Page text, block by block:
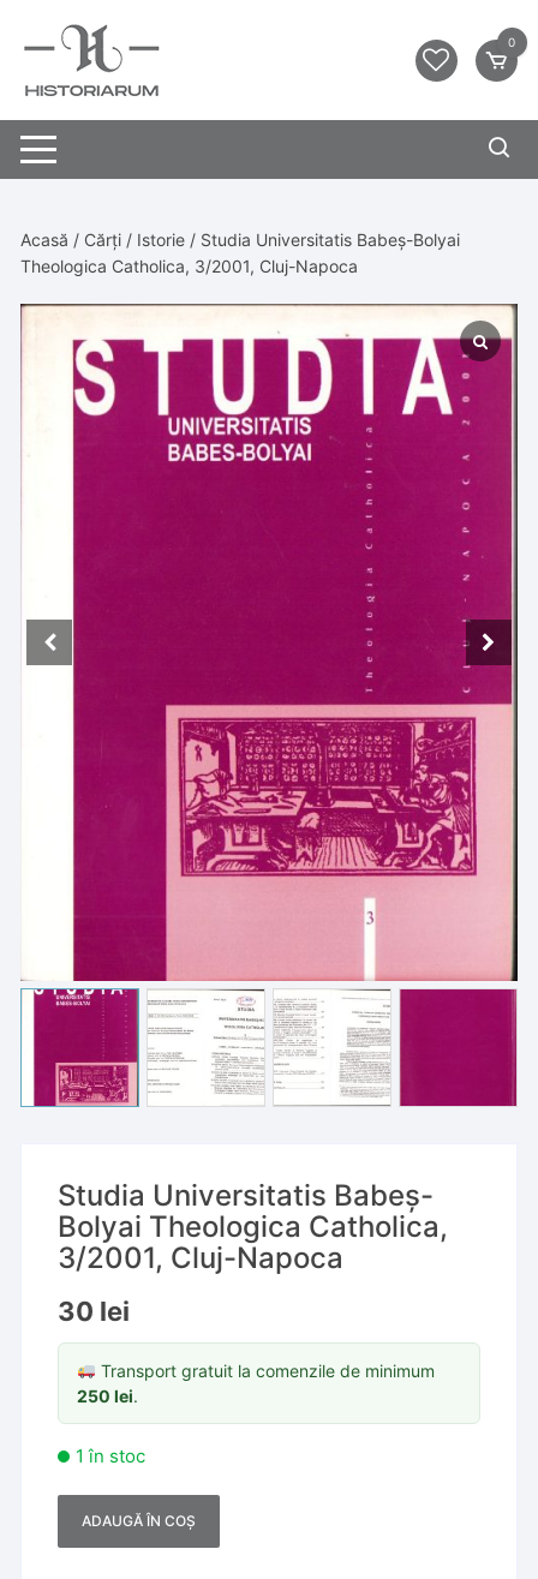
0
Acasă / Cărți / Istorie / Studia Universitatis Babeș-Bolyai
Theologica Catholica, 3/2001, Cluj-Napoca
Studia Universitatis Babeș-
Bolyai Theologica Catholica,
3/2001, Cluj-Napoca
30 lei
Transport gratuit la comenzile de minimum
250lei.
1 în stoc
ADAUGĂ ÎN COȘ